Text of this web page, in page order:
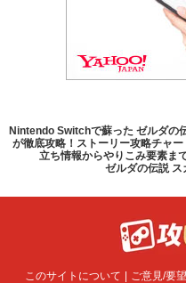
Nintendo Switchで蘇った ゼルダの
が徹底攻略！ストーリー攻略チャ
立ち情報からやりこみ要素ま
ゼルダの伝説
このサイトについて ご意見/要望